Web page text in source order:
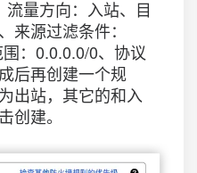
量方向：入站、目
来源过滤条件：
：0.0.0.0/0、协议
后再创建一个规
出站，其它的和入
创建。